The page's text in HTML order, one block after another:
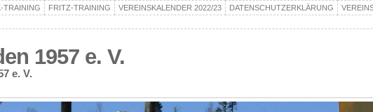
TRAINING FRITZ-TRAINING VEREINSKALENDER 2022/23 DATENSCHUTZERKLÄRUNG
1957 e. V.
e. V.